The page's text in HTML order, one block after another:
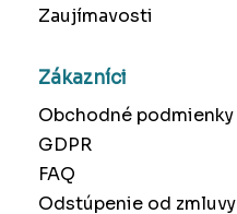
Zaujímavosti
Zákazníci
Obchodné podmienky
GDPR
FAQ
Odstúpenie od zmluvy